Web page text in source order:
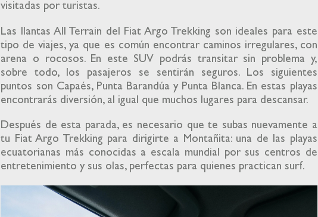
visitadas por turistas.
Las llantas All Terrain del Fiat Argo Trekking son ideales para este
tipo de viajes, ya que es común encontrar caminos irregulares, con
arena o rocosos. En este SUV podrás transitar sin problema y,
sobre todo, los pasajeros se sentirán seguros. Los siguientes
puntos son Capaés, Punta Barandúa y Punta Blanca. En estas playas
encontrarás diversión, al igual que muchos lugares para descansar.
Después de esta parada, es necesario que te subas nuevamente a
tu Fiat Argo Trekking para dirigirte a Montañita: una de las playas
ecuatorianas más conocidas a escala mundial por sus centros de
entretenimiento y sus olas, perfectas para quienes practican surf.